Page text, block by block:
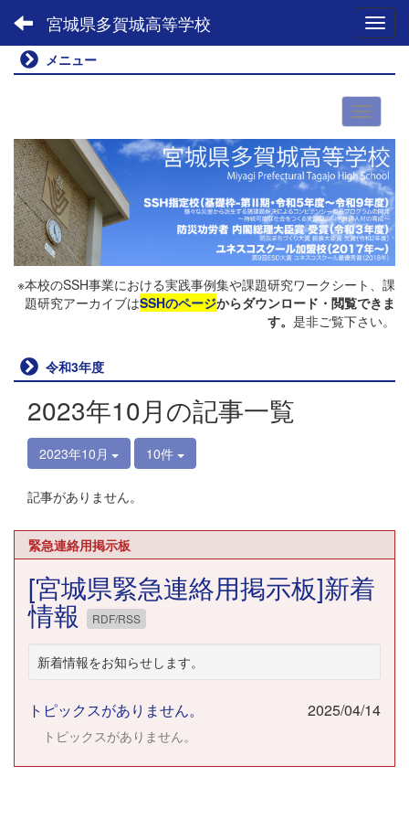
宮城県多賀城高等学校
メニュー
※本校のSSH事業における実践事例集や課題研究ワークシート、課
題研究アーカイブはSSHのページからダウンロード・閲覧できま
す。 是非ご覧下さい。
令和3年度
2023年10月の記事一覧
2023年10月 10件
記事がありません。
緊急連絡用掲示板
[宮城県緊急連絡用掲示板]新着
情報 RDF/RSS
新着情報をお知らせします。
トピックスがありません。 2025/04/14
トピックスがありません。